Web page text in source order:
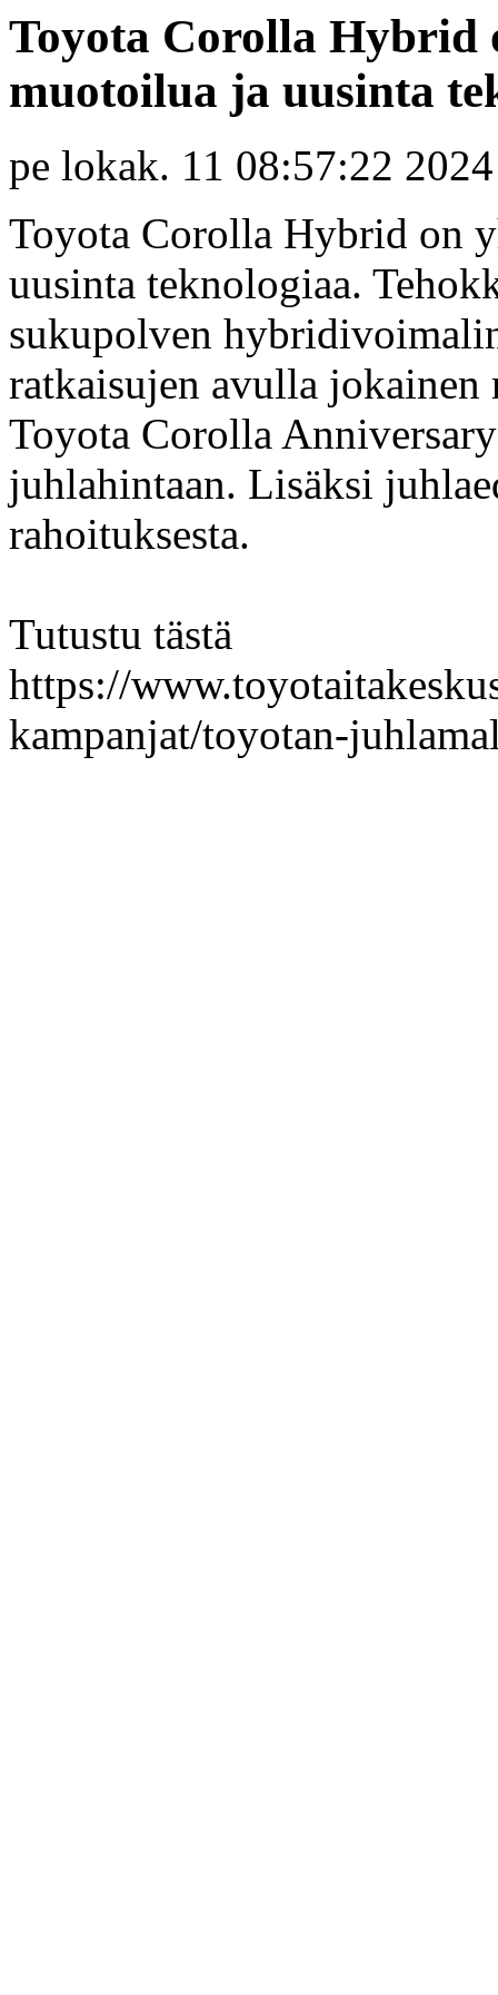
Toyota Corolla Hybrid
muotoilua ja uusinta
pe lokak. 11 08:57:22 2024
Toyota Corolla Hybrid on
uusinta teknologiaa.
sukupolven
ratkaisujen avulla jokainen
Toyota Corolla
juhlahintaan. Lisäksi
rahoituksesta.
Tutustu tästä
https://
kampanjat/toyotan-